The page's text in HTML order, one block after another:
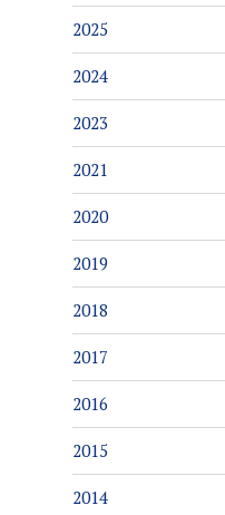
2025
2024
2023
2021
2020
2019
2018
2017
2016
2015
2014